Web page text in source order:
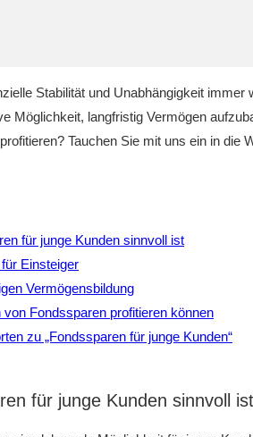
Stabilität und Unabhängigkeit
Möglichkeit,‍ langfristig Vermögen
Tauchen Sie mit uns ein ⁤in
für junge Kunden sinnvoll‍ ist
⁣Einsteiger
Vermögensbildung
von ‍Fondssparen profitieren‍ können
zu „Fondssparen für junge Kunden“
für junge Kunden sinnvoll‍ ist